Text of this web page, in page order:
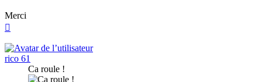
Merci
rico 61
Ca roule !